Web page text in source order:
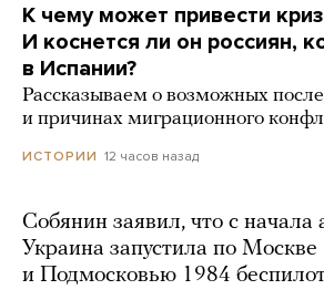
К чему может привести
И коснется ли он россиян,
в Испании?
Рассказываем о возможных
и причинах миграционного
ИСТОРИИ 12 часов назад
Собянин заявил, что с начала
Украина запустила по Москве
и Подмосковью 1984